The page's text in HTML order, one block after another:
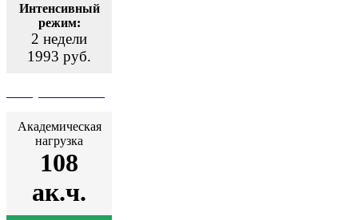
Интенсивный
режим:
2 недели
1993 руб.
Академическая
нагрузка
108
ак.ч.